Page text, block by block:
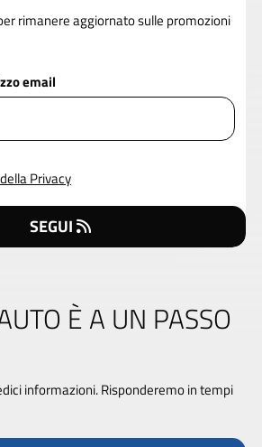
rimanere aggiornato sulle promozioni
email
Privacy
SEGUI
È A UN PASSO
informazioni. Risponderemo in tempi